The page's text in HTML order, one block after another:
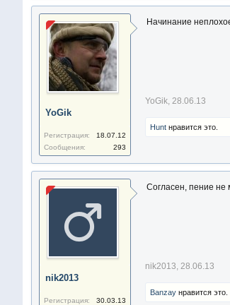
YoGik
Регистрация:
18.07.12
Сообщения:
293
Начинание
YoGik, 28.06.13
Huntнравится это.
nik2013
Регистрация:
30.03.13
Согласен, пение не
nik2013, 28.06.13
Banzayнравится это.